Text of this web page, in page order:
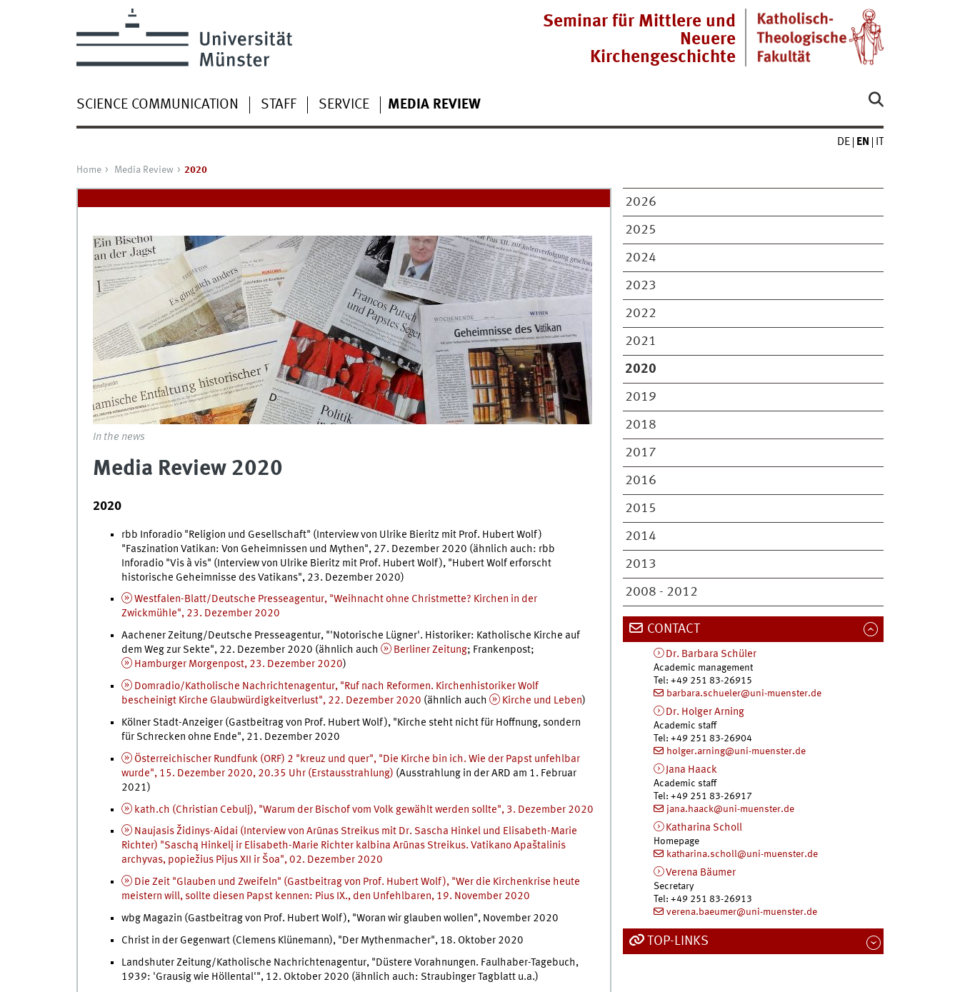
Seminar für Mittlere und
Neuere
Kirchengeschichte
SCIENCE COMMUNICATION STAFF SERVICE MEDIA REVIEW
DE EN
Home Media Review 2020
2026
2025
2024
2023
2022
2021
2020
2019
2018
2017
2016
2015
2014
2013
2008 - 2012
In the news
Media Review 2020
2020
rbb Inforadio "Religion und Gesellschaft" (Interview von Ulrike Bieritz mit Prof. Hubert Wolf)
"Faszination Vatikan: Von Geheimnissen und Mythen", 27. Dezember 2020 (ähnlich auch: rbb
Inforadio "Vis à vis" (Interview von Ulrike Bieritz mit Prof. Hubert Wolf), "Hubert Wolf erforscht
historische Geheimnisse des Vatikans", 23. Dezember 2020)
Westfalen-Blatt/Deutsche Presseagentur, "Weihnacht ohne Christmette? Kirchen in der
Zwickmühle", 23. Dezember 2020
Aachener Zeitung/Deutsche Presseagentur, "'Notorische Lügner'. Historiker: Katholische Kirche auf
dem Weg zur Sekte", 22. Dezember 2020 (ähnlich auch
Berliner Zeitung; Frankenpost;
Hamburger Morgenpost, 23. Dezember 2020)
Domradio/Katholische Nachrichtenagentur, "Ruf nach Reformen. Kirchenhistoriker Wolf
bescheinigt Kirche Glaubwürdigkeitverlust", 22. Dezember 2020 (ähnlich auch Kirche und Leben)
Kölner Stadt-Anzeiger (Gastbeitrag von Prof. Hubert Wolf), "Kirche steht nicht für Hoffnung, sondern
für Schrecken ohne Ende", 21. Dezember 2020
Österreichischer Rundfunk (ORF) 2 "kreuz und quer", "Die Kirche bin ich. Wie der Papst unfehlbar
wurde", 15. Dezember 2020, 20.35 Uhr (Erstausstrahlung) (Ausstrahlung in der ARD am 1. Februar
2021)
kath.ch (Christian Cebulj), "Warum der Bischof vom Volk gewählt werden sollte", 3. Dezember 2020
Naujasis Židinys-Aidai (Interview von Arūnas Streikus mit Dr. Sascha Hinkel und Elisabeth-Marie
Richter) "Saschą Hinkelį ir Elisabeth-Marie Richter kalbina Arūnas Streikus. Vatikano Apaštalinis
archyvas, popiežius Pijus XII ir Šoa", 02. Dezember 2020
Die Zeit "Glauben und Zweifeln" (Gastbeitrag von Prof. Hubert Wolf), "Wer die Kirchenkrise heute
meistern will, sollte diesen Papst kennen: Pius IX., den Unfehlbaren, 19. November 2020
wbg Magazin (Gastbeitrag von Prof. Hubert Wolf), "Woran wir glauben wollen", November 2020
Christ in der Gegenwart (Clemens Klünemann), "Der Mythenmacher", 18. Oktober 2020
Landshuter Zeitung/Katholische Nachrichtenagentur, "Düstere Vorahnungen. Faulhaber-Tagebuch,
1939: 'Grausig wie Höllental'", 12. Oktober 2020 (ähnlich auch: Straubinger Tagblatt u.a.)
CONTACT
Dr. Barbara Schüler
Academic management
Tel:+49 251 83-26915
barbara.schueler@uni-muenster.de
Dr. Holger Arning
Academic staff
Tel:+49 251 83-26904
holger.arning@uni-muenster.de
Jana Haack
Academic staff
Tel:+49 251 83-26917
jana.haack@uni-muenster.de
Katharina Scholl
Homepage
katharina.scholl@uni-muenster.de
Verena Bäumer
Secretary
Tel:+49 251 83-26913
verena.baeumer@uni-muenster.de
TOP-LINKS